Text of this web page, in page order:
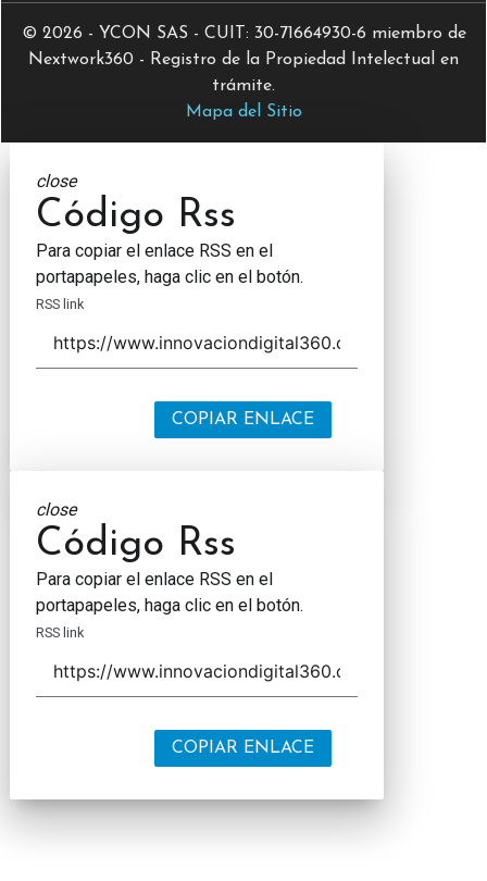
© 2026 - YCON SAS - CUIT: 30-71664930-6 miembro de
Nextwork360 - Registro de la Propiedad Intelectual en
trámite.
Mapa del Sitio
close
Código Rss
Para copiar el enlace RSS en el
portapapeles, haga clic en el botón.
RSS link
COPIAR ENLACE
close
Código Rss
Para copiar el enlace RSS en el
portapapeles, haga clic en el botón.
RSS link
COPIAR ENLACE